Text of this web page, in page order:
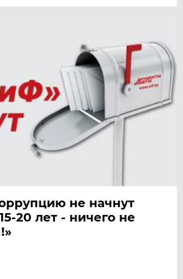
не начнут
20 лет - ничего не